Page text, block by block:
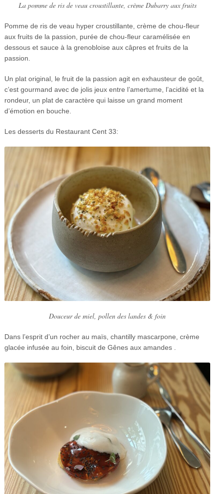
La pomme de ris de veau croustillante, crème Dubarry aux fruits
Pomme de ris de veau hyper croustillante, crème de chou-fleur
aux fruits de la passion, purée de chou-fleur caramélisée en
dessous et sauce à la grenobloise aux câpres et fruits de la
passion.
Un plat original, le fruit de la passion agit en exhausteur de goût,
c’est gourmand avec de jolis jeux entre l’amertume, l’acidité et la
rondeur, un plat de caractère qui laisse un grand moment
d’émotion en bouche.
Les desserts du Restaurant Cent 33:
Douceur de miel, pollen des landes & foin
Dans l’esprit d’un rocher au maïs, chantilly mascarpone, crème
glacée infusée au foin, biscuit de Gênes aux amandes .